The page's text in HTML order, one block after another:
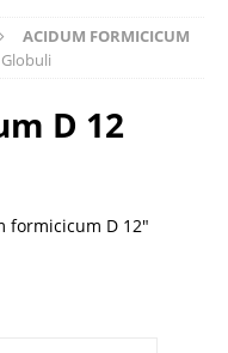
ACIDUM FORMICICUM
D 12
formicicum D 12″